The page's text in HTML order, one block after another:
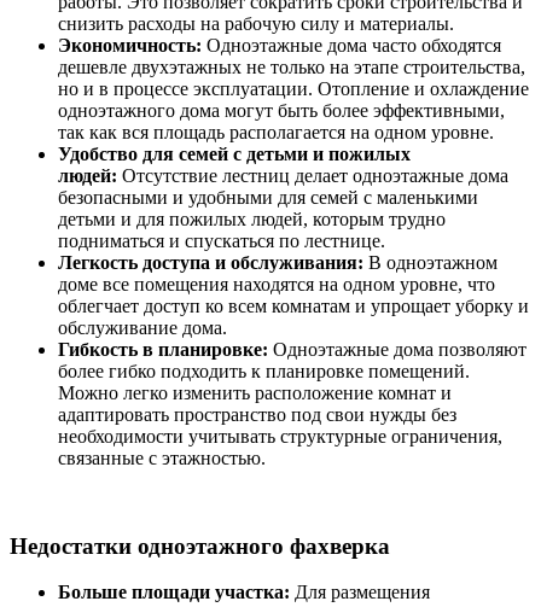
снизить расходы на рабочую силу и материалы.
Экономичность: Одноэтажные дома часто обходятся
дешевле двухэтажных не только на этапе строительства,
но и в процессе эксплуатации. Отопление и охлаждение
одноэтажного дома могут быть более эффективными,
так как вся площадь располагается на одном уровне.
Удобство для семей с детьми и пожилых
людей: Отсутствие лестниц делает одноэтажные дома
безопасными и удобными для семей с маленькими
детьми и для пожилых людей, которым трудно
подниматься и спускаться по лестнице.
Легкость доступа и обслуживания: В одноэтажном
доме все помещения находятся на одном уровне, что
облегчает доступ ко всем комнатам и упрощает уборку и
обслуживание дома.
Гибкость в планировке: Одноэтажные дома позволяют
более гибко подходить к планировке помещений.
Можно легко изменить расположение комнат и
адаптировать пространство под свои нужды без
необходимости учитывать структурные ограничения,
связанные с этажностью.
Недостатки одноэтажного фахверка
Больше площади участка: Для размещения